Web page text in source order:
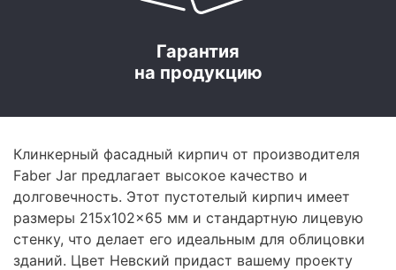
Гарантия
на продукцию
Клинкерный фасадный кирпич от производителя
Faber Jar предлагает высокое качество и
долговечность. Этот пустотелый кирпич имеет
размеры 215x102x65 мм и стандартную лицевую
стенку, что делает его идеальным для облицовки
зданий. Цвет Невский придаст вашему проекту